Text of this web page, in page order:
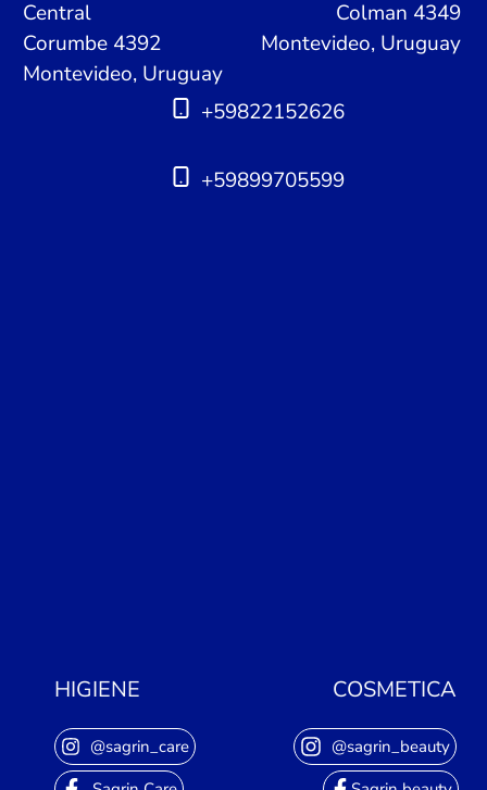
Central
Corumbe 4392
Montevideo, Uruguay
Colman 4349
Montevideo, Uruguay
+59822152626
+59899705599
COSMETICA
@sagrin_beauty
HIGIENE
@sagrin_care